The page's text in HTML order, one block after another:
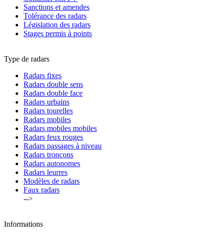
Sanctions et amendes
Tolérance des radars
Législation des radars
Stages permis à points
Type de radars
Radars fixes
Radars double sens
Radars double face
Radars urbains
Radars tourelles
Radars mobiles
Radars mobiles mobiles
Radars feux rouges
Radars passages à niveau
Radars tronçons
Radars autonomes
Radars leurres
Modèles de radars
Faux radars
-->
Informations